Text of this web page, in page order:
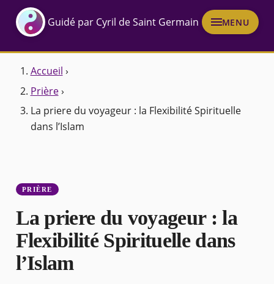
Guidé par Cyril de Saint Germain MENU
Accueil ›
Prière ›
La priere du voyageur : la Flexibilité Spirituelle
dans l’Islam
PRIÈRE
La priere du voyageur : la
Flexibilité Spirituelle dans
l’Islam